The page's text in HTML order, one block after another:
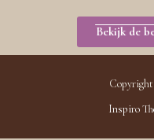
Bekijk de
Inspiro